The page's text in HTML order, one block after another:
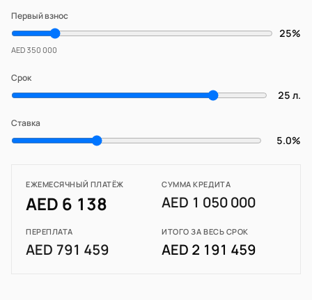
Первый взнос
25%
AED 350 000
Срок
25 л.
Ставка
5.0%
ЕЖЕМЕСЯЧНЫЙ ПЛАТЁЖ
AED 6 138
СУММА КРЕДИТА
AED 1 050 000
ПЕРЕПЛАТА
AED 791 459
ИТОГО ЗА ВЕСЬ СРОК
AED 2 191 459